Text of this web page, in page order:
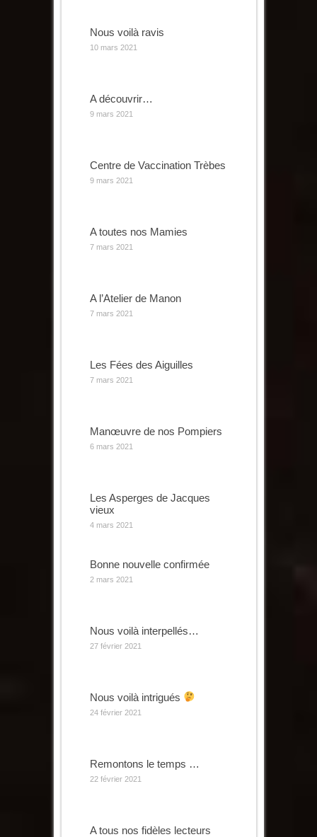
Nous voilà ravis
10 mars 2021
A découvrir…
9 mars 2021
Centre de Vaccination Trèbes
9 mars 2021
A toutes nos Mamies
7 mars 2021
A l’Atelier de Manon
7 mars 2021
Les Fées des Aiguilles
7 mars 2021
Manœuvre de nos Pompiers
6 mars 2021
Les Asperges de Jacques
vieux
4 mars 2021
Bonne nouvelle confirmée
2 mars 2021
Nous voilà interpellés…
27 février 2021
Nous voilà intrigués
24 février 2021
Remontons le temps …
22 février 2021
A tous nos fidèles lecteurs